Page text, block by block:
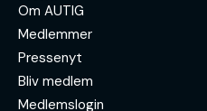
Om AUTIG
Medlemmer
Pressenyt
Bliv medlem
Medlemslogin